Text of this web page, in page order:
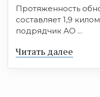
Протяженность
составляет 1,9
подрядчик АО ...
Читать далее